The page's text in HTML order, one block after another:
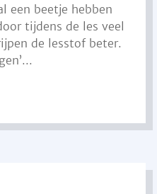
een beetje hebben
tijdens de les veel
de lesstof beter.